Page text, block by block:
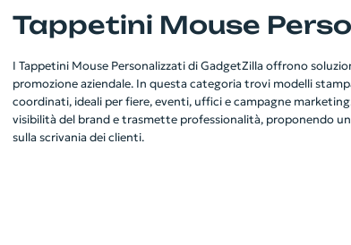
Tappetini Mouse
I Tappetini Mouse Personalizzati di GadgetZilla offrono
promozione aziendale. In questa categoria trovi modelli
coordinati, ideali per fiere, eventi, uffici e campagne
visibilità del brand e trasmette professionalità, proponendo
sulla scrivania dei clienti.